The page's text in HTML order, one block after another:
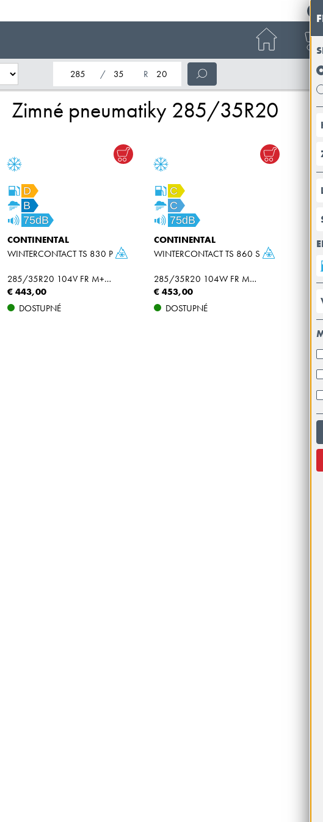
nominálna šírka pneumatiky
profil pneumatikynominálny priemer pneumatiky
Zimné pneumatiky 285/35R20
D
B
75dB
CONTINENTAL
WINTERCONTACT TS 830 P
285/35R20 104V FR M+S N0 XL
€ 443,00
DOSTUPNÉ
C
C
75dB
CONTINENTAL
WINTERCONTACT TS 860 S
285/35R20 104W FR M+S XL
€ 453,00
DOSTUPNÉ